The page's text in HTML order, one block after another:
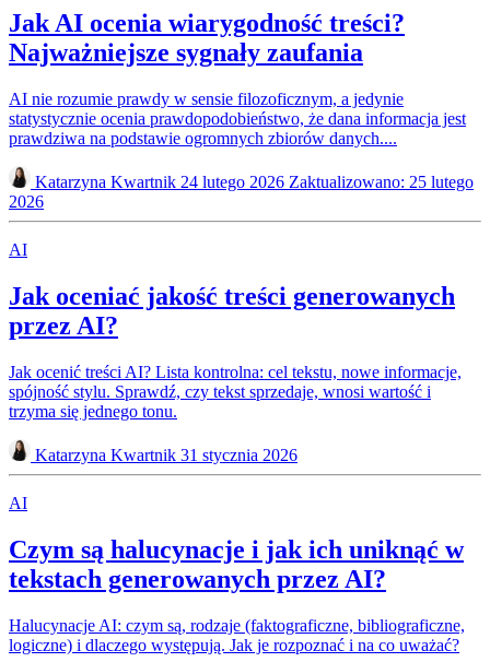
Jak AI ocenia wiarygodność treści?
Najważniejsze sygnały zaufania
AI nie rozumie prawdy w sensie filozoficznym, a jedynie
statystycznie ocenia prawdopodobieństwo, że dana informacja jest
prawdziwa na podstawie ogromnych zbiorów danych....
Katarzyna Kwartnik 24 lutego 2026 Zaktualizowano: 25 lutego
2026
AI
Jak oceniać jakość treści generowanych
przez AI?
Jak ocenić treści AI? Lista kontrolna: cel tekstu, nowe informacje,
spójność stylu. Sprawdź, czy tekst sprzedaje, wnosi wartość i
trzyma się jednego tonu.
Katarzyna Kwartnik 31 stycznia 2026
AI
Czym są halucynacje i jak ich uniknąć w
tekstach generowanych przez AI?
Halucynacje AI: czym są, rodzaje (faktograficzne, bibliograficzne,
logiczne) i dlaczego występują. Jak je rozpoznać i na co uważać?